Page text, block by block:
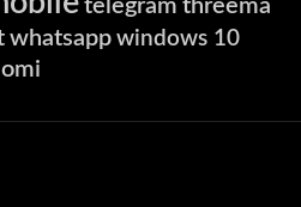
telegram threema
whatsapp windows 10